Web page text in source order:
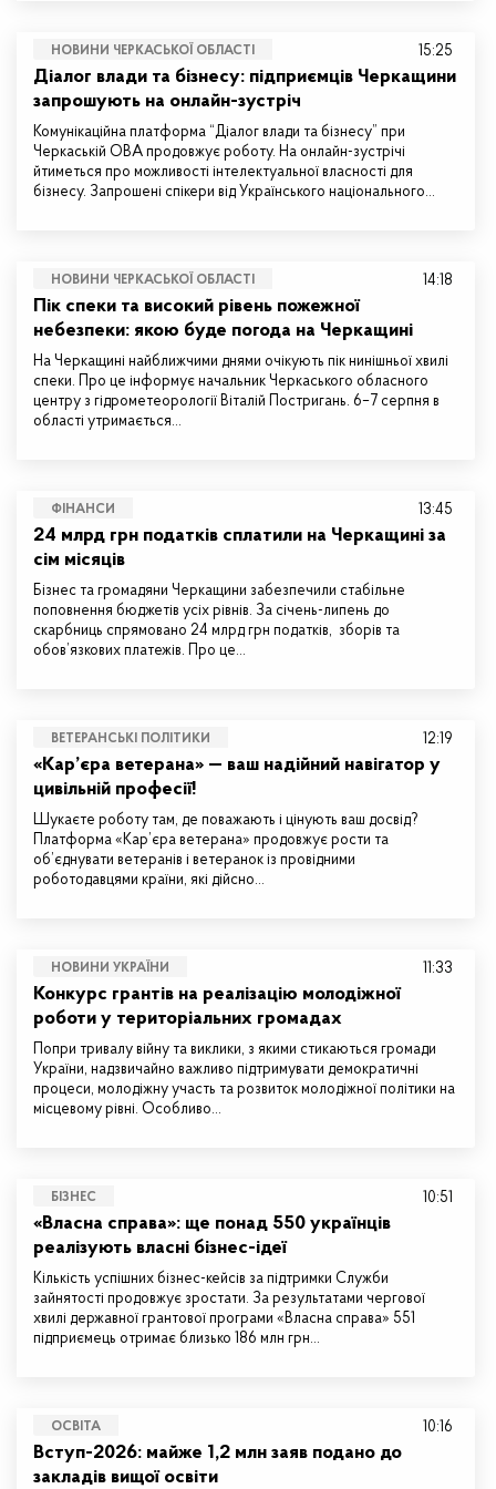
НОВИНИ ЧЕРКАСЬКОЇ ОБЛАСТІ
Діалог влади та бізнесу: підприємців Черкащини
запрошують на онлайн-зустріч
Комунікаційна платформа “Діалог влади та бізнесу” при
Черкаській ОВА продовжує роботу. На онлайн-зустрічі
йтиметься про можливості інтелектуальної власності для
бізнесу. Запрошені спікери від Українського національного…
15:25
НОВИНИ ЧЕРКАСЬКОЇ ОБЛАСТІ
Пік спеки та високий рівень пожежної
небезпеки: якою буде погода на Черкащині
На Черкащині найближчими днями очікують пік нинішньої хвилі
спеки. Про це інформує начальник Черкаського обласного
центру з гідрометеорології Віталій Постригань. 6–7 серпня в
області утримається…
14:18
ФІНАНСИ
24 млрд грн податків сплатили на Черкащині за
сім місяців
Бізнес та громадяни Черкащини забезпечили стабільне
поповнення бюджетів усіх рівнів. За січень-липень до
скарбниць спрямовано 24 млрд грн податків, зборів та
обов’язкових платежів. Про це…
13:45
ВЕТЕРАНСЬКІ ПОЛІТИКИ
«Кар’єра ветерана» — ваш надійний навігатор у
цивільній професії!
Шукаєте роботу там, де поважають і цінують ваш досвід?
Платформа «Кар’єра ветерана» продовжує рости та
об’єднувати ветеранів і ветеранок із провідними
роботодавцями країни, які дійсно…
12:19
НОВИНИ УКРАЇНИ
Конкурс грантів на реалізацію молодіжної
роботи у територіальних громадах
Попри тривалу війну та виклики, з якими стикаються громади
України, надзвичайно важливо підтримувати демократичні
процеси, молодіжну участь та розвиток молодіжної політики на
місцевому рівні. Особливо…
11:33
БІЗНЕС
«Власна справа»: ще понад 550 українців
реалізують власні бізнес-ідеї
Кількість успішних бізнес-кейсів за підтримки Служби
зайнятості продовжує зростати. За результатами чергової
хвилі державної грантової програми «Власна справа» 551
підприємець отримає близько 186 млн грн…
10:51
ОСВІТА
Вступ-2026: майже 1,2 млн заяв подано до
закладів вищої освіти
10:16